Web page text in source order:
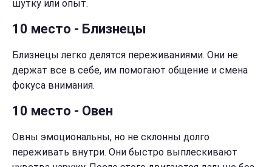
шутку или опыт.
10 место - Близнецы
Близнецы легко делятся переживаниями. Они не
держат все в себе, им помогают общение и смена
фокуса внимания.
10 место - Овен
Овны эмоциональны, но не склонны долго
переживать внутри. Они быстро выплескивают